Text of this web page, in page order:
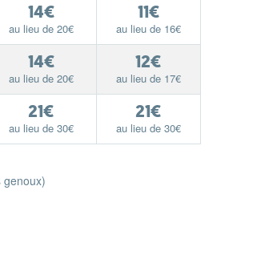
14€
au lieu de 20€
11€
au lieu de 16€
14€
au lieu de 20€
12€
au lieu de 17€
21€
au lieu de 30€
21€
au lieu de 30€
genoux)